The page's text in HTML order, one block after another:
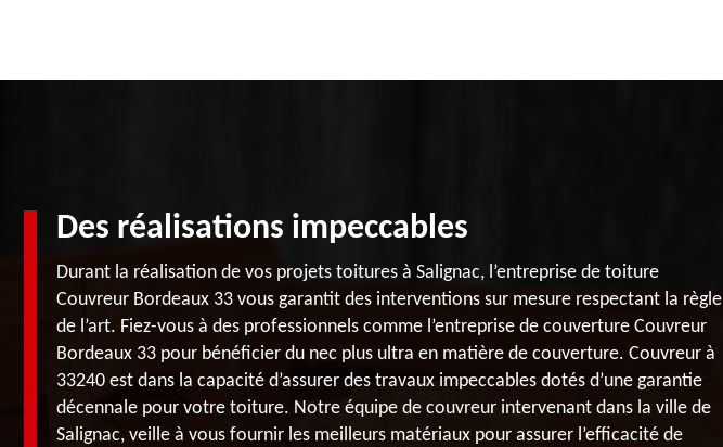
Des réalisations impeccables
Durant la réalisation de vos projets toitures à Salignac, l’entreprise de toiture
Couvreur Bordeaux 33 vous garantit des interventions sur mesure respectant la règle
de l’art. Fiez-vous à des professionnels comme l’entreprise de couverture Couvreur
Bordeaux 33 pour bénéficier du nec plus ultra en matière de couverture. Couvreur à
33240 est dans la capacité d’assurer des travaux impeccables dotés d’une garantie
décennale pour votre toiture. Notre équipe de couvreur intervenant dans la ville de
Salignac, veille à vous fournir les meilleurs matériaux pour assurer l’efficacité de